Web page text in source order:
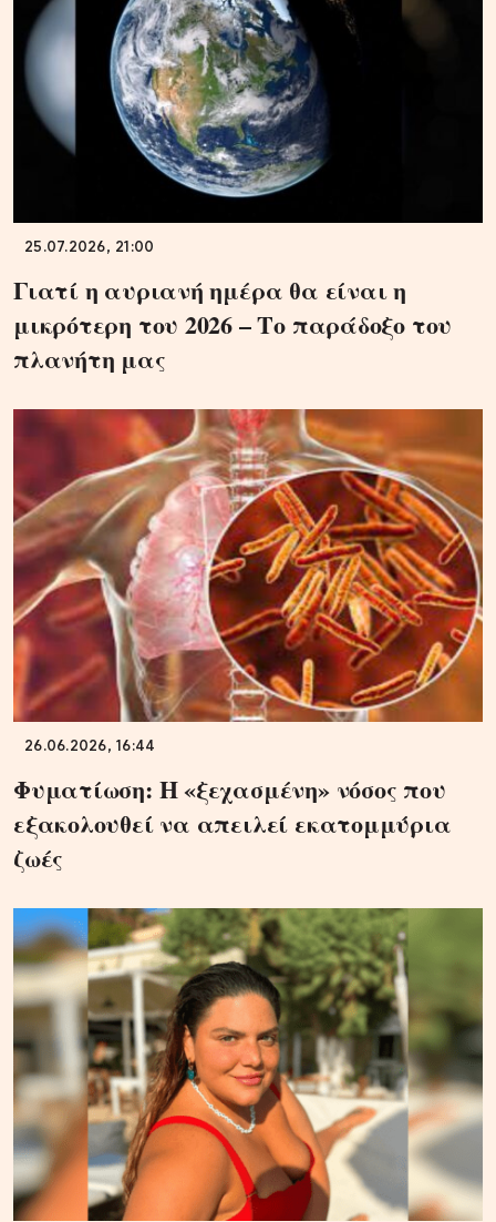
25.07.2026, 21:00
Γιατί η αυριανή ημέρα θα είναι η
μικρότερη του 2026 – Το παράδοξο του
πλανήτη μας
26.06.2026, 16:44
Φυματίωση: Η «ξεχασμένη» νόσος που
εξακολουθεί να απειλεί εκατομμύρια
ζωές